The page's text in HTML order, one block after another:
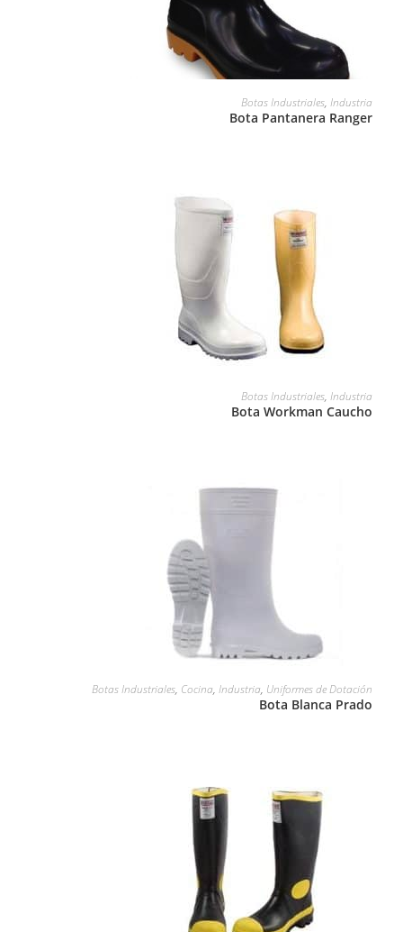
Botas Industriales,Industria
Bota Pantanera Ranger
Botas Industriales,Industria
Bota Workman Caucho
LEER MÁS
Botas Industriales, Cocina,Industria, Uniformes de Dotación
Bota Blanca Prado